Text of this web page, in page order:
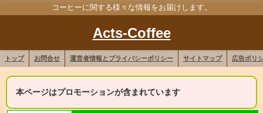
コーヒーに関する様々な情報をお届けします。
Acts-Coffee
トップ お問合せ 運営者情報とプライバシーポリシー サイトマップ 広告ポリ
本ページはプロモーションが含まれています